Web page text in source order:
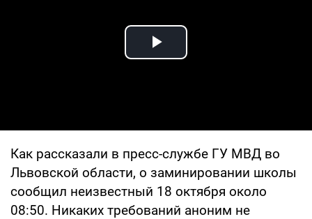
Play Video
Как рассказали в пресс-службе ГУ МВД во
Львовской области, о заминировании школы
сообщил неизвестный 18 октября около
08:50. Никаких требований аноним не